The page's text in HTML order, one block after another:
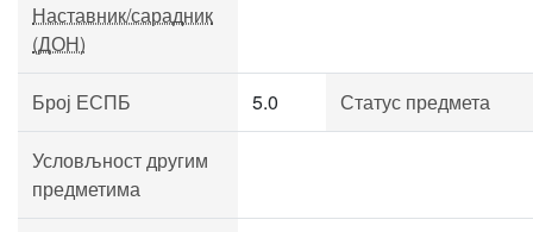
Наставник/сарадник
(ДОН)
Број ЕСПБ 5.0 Статус предмета
Условљност другим
предметима